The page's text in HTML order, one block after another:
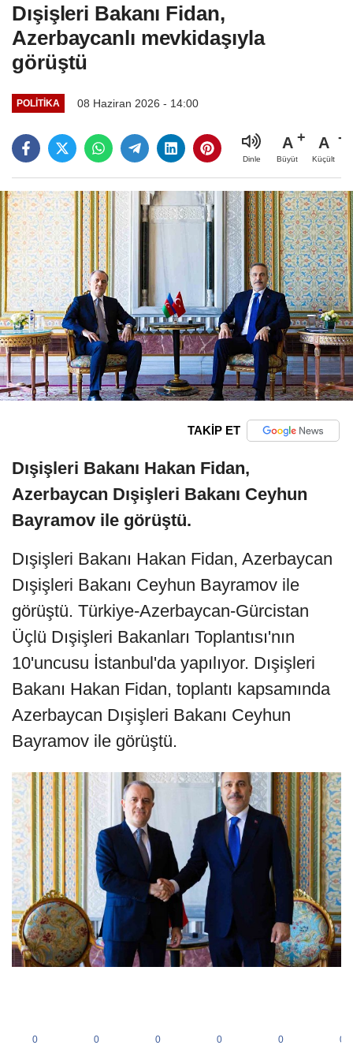
Dışişleri Bakanı Fidan,
Azerbaycanlı mevkidaşıyla
görüştü
POLITIKA 08 Haziran 2026 - 14:00
Dinle
A
Büyüt
A
Küçült
TAKİP ET
Dışişleri Bakanı Hakan Fidan,
Azerbaycan Dışişleri Bakanı Ceyhun
Bayramov ile görüştü.
Dışişleri Bakanı Hakan Fidan, Azerbaycan
Dışişleri Bakanı Ceyhun Bayramov ile
görüştü. Türkiye-Azerbaycan-Gürcistan
Üçlü Dışişleri Bakanları Toplantısı'nın
10'uncusu İstanbul'da yapılıyor. Dışişleri
Bakanı Hakan Fidan, toplantı kapsamında
Azerbaycan Dışişleri Bakanı Ceyhun
Bayramov ile görüştü.